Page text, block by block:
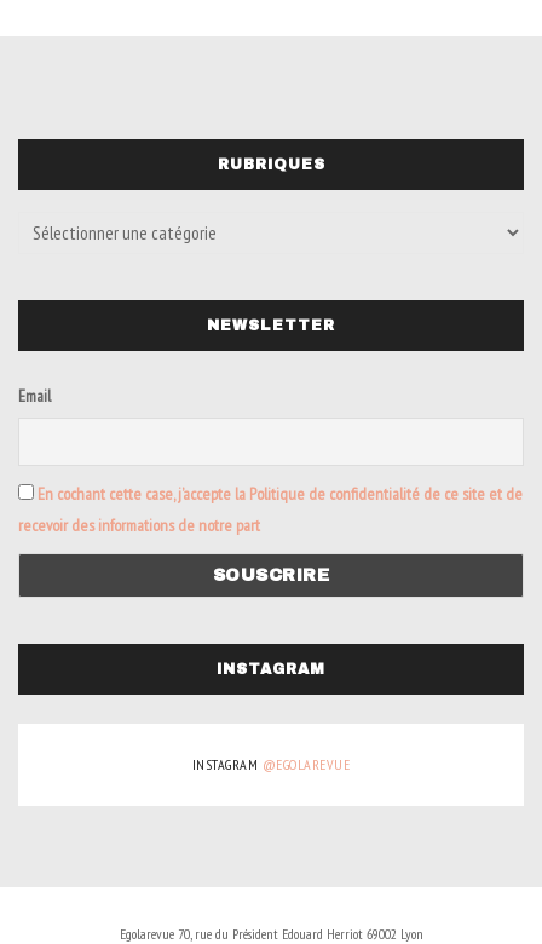
RUBRIQUES
NEWSLETTER
Email
En cochant cette case, j’accepte la Politique de confidentialité de ce site et de
recevoir des informations de notre part
INSTAGRAM
INSTAGRAM @EGOLAREVUE
Egolarevue 70, rue du Président Edouard Herriot 69002 Lyon